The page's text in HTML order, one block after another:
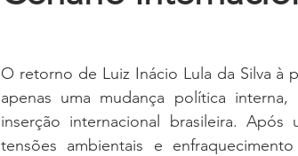
O retorno de Luiz Inácio Lula da Silva à
apenas uma mudança política
inserção internacional brasileira.
tensões ambientais e